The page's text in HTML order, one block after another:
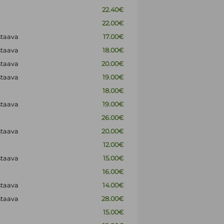
22.40€
22.00€
17.00€
18.00€
20.00€
19.00€
18.00€
19.00€
26.00€
20.00€
12.00€
15.00€
16.00€
14.00€
28.00€
15.00€